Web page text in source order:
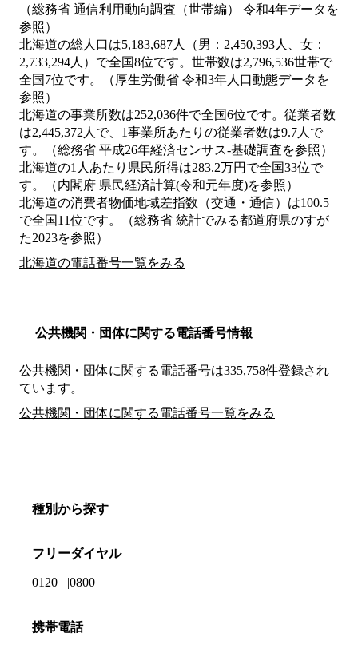
（総務省 通信利用動向調査（世帯編） 令和4年データを
参照）
北海道の総人口は5,183,687人（男：2,450,393人、女：
2,733,294人）で全国8位です。世帯数は2,796,536世帯で
全国7位です。（厚生労働省 令和3年人口動態データを
参照）
北海道の事業所数は252,036件で全国6位です。従業者数
は2,445,372人で、1事業所あたりの従業者数は9.7人で
す。（総務省 平成26年経済センサス‐基礎調査を参照）
北海道の1人あたり県民所得は283.2万円で全国33位で
す。（内閣府 県民経済計算(令和元年度)を参照）
北海道の消費者物価地域差指数（交通・通信）は100.5
で全国11位です。（総務省 統計でみる都道府県のすが
た2023を参照）
北海道の電話番号一覧をみる
公共機関・団体に関する電話番号情報
公共機関・団体に関する電話番号は335,758件登録され
ています。
公共機関・団体に関する電話番号一覧をみる
種別から探す
フリーダイヤル
0120 0800
携帯電話